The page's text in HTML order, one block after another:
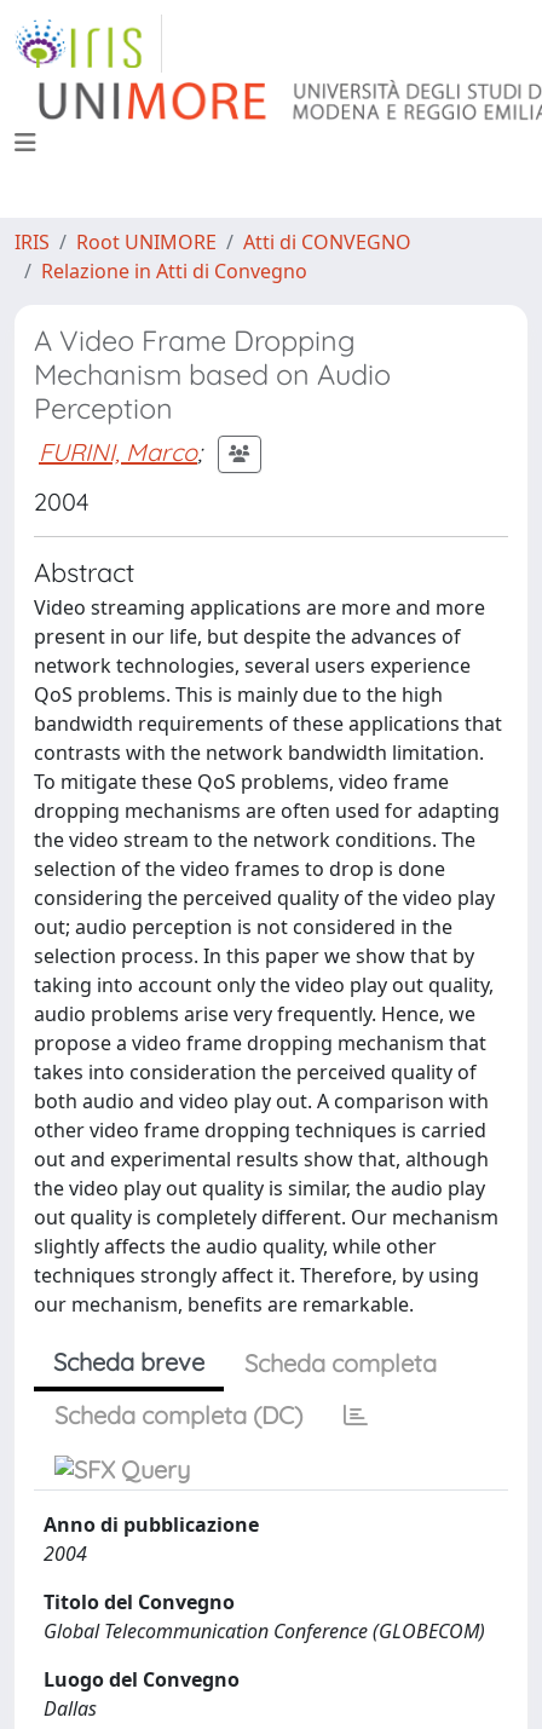
IRIS Root UNIMORE
Atti di CONVEGNO
Relazione in Atti di Convegno
A Video Frame Dropping
Mechanism based on Audio
Perception
FURINI, Marco;
2004
Abstract
Video streaming applications are more and more
present in our life, but despite the advances of
network technologies, several users experience
QoS problems. This is mainly due to the high
bandwidth requirements of these applications that
contrasts with the network bandwidth limitation.
To mitigate these QoS problems, video frame
dropping mechanisms are often used for adapting
the video stream to the network conditions. The
selection of the video frames to drop is done
considering the perceived quality of the video play
out; audio perception is not considered in the
selection process. In this paper we show that by
taking into account only the video play out quality,
audio problems arise very frequently. Hence, we
propose a video frame dropping mechanism that
takes into consideration the perceived quality of
both audio and video play out. A comparison with
other video frame dropping techniques is carried
out and experimental results show that, although
the video play out quality is similar, the audio play
out quality is completely different. Our mechanism
slightly affects the audio quality, while other
techniques strongly affect it. Therefore, by using
our mechanism, benefits are remarkable.
Scheda breve
Scheda completa
Scheda completa (DC)
Anno di pubblicazione
2004
Titolo del Convegno
Global Telecommunication Conference (GLOBECOM)
Luogo del Convegno
Dallas